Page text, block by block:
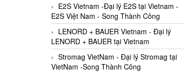
E2S Vietnam -Đại lý E2S tại Vietnam -
E2S Việt Nam - Song Thành Công
LENORD + BAUER Vietnam - Đại lý
LENORD + BAUER tại Vietnam
Stromag VietNam - Đại lý Stromag tại
VietNam -Song Thành Công